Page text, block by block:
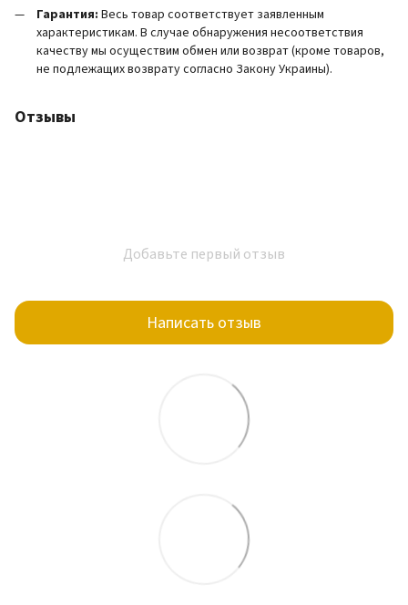
Гарантия: Весь товар соответствует заявленным
характеристикам. В случае обнаружения несоответствия
качеству мы осуществим обмен или возврат (кроме товаров,
не подлежащих возврату согласно Закону Украины).
Отзывы
Добавьте первый отзыв
Написать отзыв